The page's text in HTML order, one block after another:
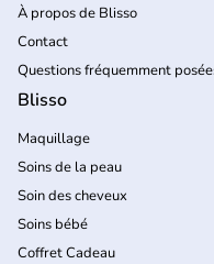
À propos de Blisso
Contact
Questions fréquemment
Blisso
Maquillage
Soins de la peau
Soin des cheveux
Soins bébé
Coffret Cadeau